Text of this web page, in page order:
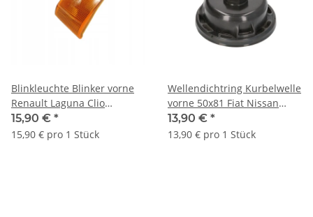
Blinkleuchte Blinker vorne
Renault Laguna Clio
8200003475 8200379188
15,90 € *
15,90 € pro 1 Stück
Wellendichtring Kurbelwelle
vorne 50x81 Fiat Nissan
Opel Renault Mercedes
260320
13,90 € *
13,90 € pro 1 Stück